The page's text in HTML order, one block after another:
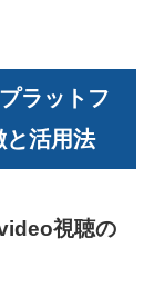
ラットフ
と活用法
視聴の